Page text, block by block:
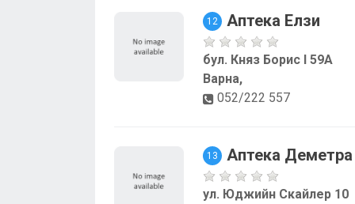
12 Аптека Елзи
бул. Княз Борис I 59A
Варна,
052/222 557
13 Аптека Деметра
ул. Юджийн Скайлер 10